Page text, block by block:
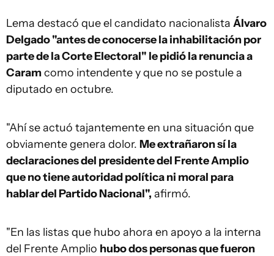
Lema destacó que el candidato nacionalista Álvaro
Delgado "antes de conocerse la inhabilitación por
parte de la Corte Electoral" le pidió la renuncia a
Caramcomo intendente y que no se postule a
diputado en octubre.
"Ahí se actuó tajantemente en una situación que
obviamente genera dolor. Me extrañaron sí la
declaraciones del presidente del Frente Amplio
que no tiene autoridad política ni moral para
hablar del Partido Nacional", afirmó.
"En las listas que hubo ahora en apoyo a la interna
del Frente Amplio hubo dos personas que fueron